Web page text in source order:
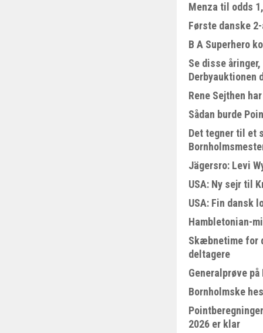
Menza til odds
Første danske
B A Superhero
Se disse
Derbyauktionen
Rene Sejthen
Sådan burde
Det tegner til et
Jägersro: Levi
USA: Ny sejr til
USA: Fin dansk
Hambletonian-
Skæbnetime for
deltagere
Generalprøve
Bornholmske
2026 er klar